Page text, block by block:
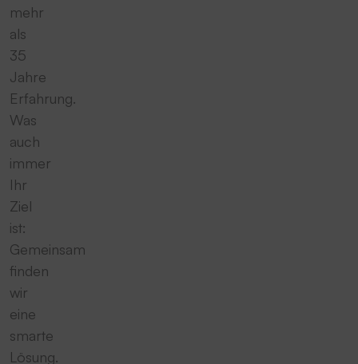
mehr
als
35
Jahre
Erfahrung.
Was
auch
immer
Ihr
Ziel
ist:
Gemeinsam
finden
wir
eine
smarte
Lösung.